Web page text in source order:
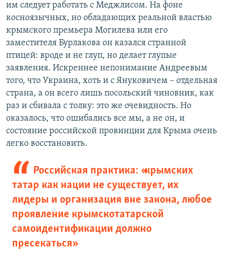
им следует работать с Меджлисом. На фоне
косноязычных, но обладающих реальной властью
крымского премьера Могилева или его
заместителя Бурлакова он казался странной
птицей: вроде и не глуп, но делает глупые
заявления. Искреннее непонимание Андреевым
того, что Украина, хоть и с Януковичем – отдельная
страна, а он всего лишь посольский чиновник, как
раз и сбивала с толку: это же очевидность. Но
оказалось, что ошибались все мы, а не он, и
состояние российской провинции для Крыма очень
легко восстановить.
Российская практика: «крымских
татар как нации не существует, их
лидеры и организация вне закона, любое
проявление крымскотатарской
самоидентификации должно
пресекаться»